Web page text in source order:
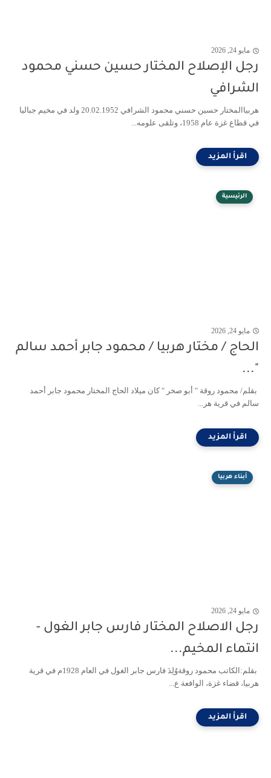
مايو 24, 2026
رجل الإصلاح المختار حسين حسني محمود
الشرافي
هربياالمختار حسين حسني محمود الشرافي 20.02.1952 ولد في مخيم جباليا
في قطاع غزة عام 1958، وتلقى علومه...
الرئيسية
مايو 24, 2026
الحاج / مختار هربيا / محمود جابر أحمد سالم
"...
بقلم/ محمود روقة " أبو صخر " كان ميلاد الحاج المختار محمود جابر أحمد
سالم في قرية هر...
أبناء هربيا
مايو 24, 2026
رجل الاصلاح المختار فارس جابر الغول -
انتماء المخيم...
بقلم:الكاتب محمود روقةوُلِدَ فارس جابر الغول في العام 1928م في قرية
هربيا، قضاء غزة، الواقعة ع...